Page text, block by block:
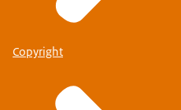
Copyright